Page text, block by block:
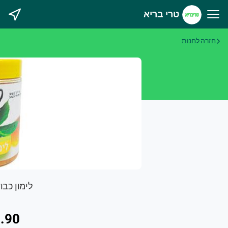
טרי בריאטרי בריא
חזרה לחנות
לימון כבוש 250